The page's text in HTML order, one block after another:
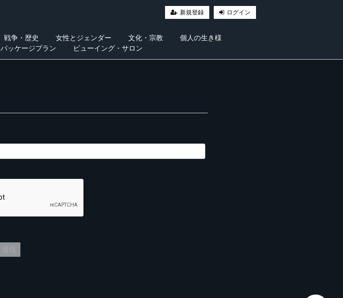
新規登録 ログイン
戦争・歴史 女性とジェンダー 文化・宗教
個人の生き様
パッケージプラン ビューイング・サロン